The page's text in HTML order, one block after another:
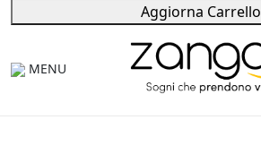
Aggiorna Carrello
MENU